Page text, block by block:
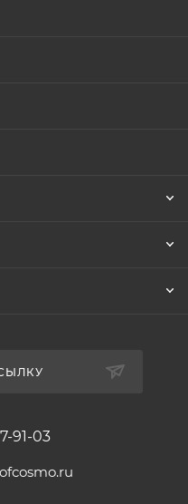
91-03